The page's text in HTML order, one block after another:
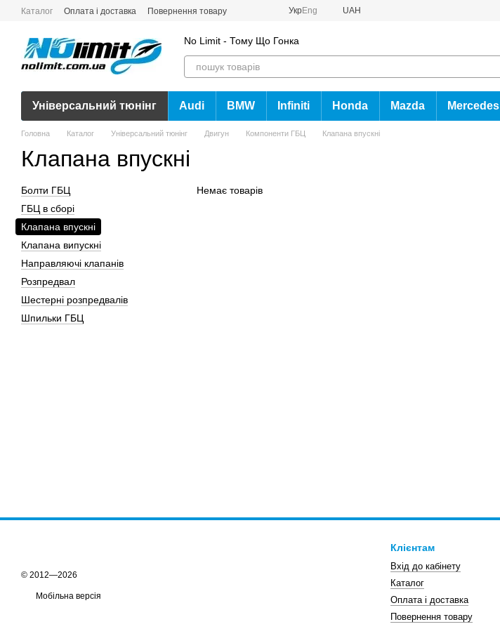
Перейти до основного контенту
Каталог Оплата і доставка Повернення товару УкрEng UAH
No Limit - Тому Що Гонка
Універсальний тюнінг Audi BMW Infiniti Honda Mazda Mercedes
Головна Каталог Універсальний тюнінг Двигун Компоненти ГБЦ Клапана впускні
Клапана впускні
Немає товарів
Болти ГБЦ
ГБЦ в сборі
Клапана впускні
Клапана випускні
Направляючі клапанів
Розпредвал
Шестерні розпредвалів
Шпильки ГБЦ
© 2012—2026
Мобільна версія
Клієнтам
Вхід до кабінету
Каталог
Оплата і доставка
Повернення товару